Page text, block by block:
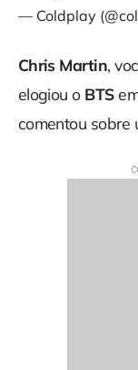
— Coldplay
Chris Martin,
elogiou o BTS
comentou sobre